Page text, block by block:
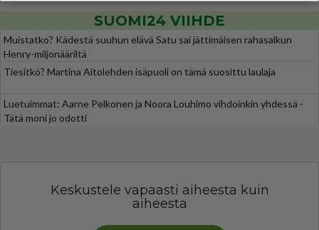
SUOMI24 VIIHDE
Muistatko? Kädestä suuhun elävä Satu sai jättimäisen rahasalkun
Henry-miljonääriltä
Tiesitkö? Martina Aitolehden isäpuoli on tämä suosittu laulaja
Luetuimmat: Aarne Pelkonen ja Noora Louhimo vihdoinkin yhdessä -
Tätä moni jo odotti
Keskustele vapaasti aiheesta kuin
aiheesta